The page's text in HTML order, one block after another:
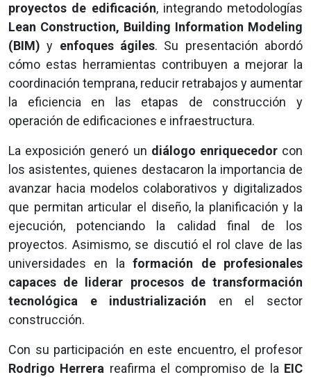
proyectos de edificación, integrando metodologías
Lean Construction, Building Information Modeling
(BIM) y enfoques ágiles. Su presentación abordó
cómo estas herramientas contribuyen a mejorar la
coordinación temprana, reducir retrabajos y aumentar
la eficiencia en las etapas de construcción y
operación de edificaciones e infraestructura.
La exposición generó un diálogo enriquecedorcon
los asistentes, quienes destacaron la importancia de
avanzar hacia modelos colaborativos y digitalizados
que permitan articular el diseño, la planificación y la
ejecución, potenciando la calidad final de los
proyectos. Asimismo, se discutió el rol clave de las
universidades en laformación de profesionales
capaces de liderar procesos de transformación
tecnológica e industrialización en el sector
construcción.
Con su participación en este encuentro, el profesor
Rodrigo Herrera reafirma el compromiso de la EIC